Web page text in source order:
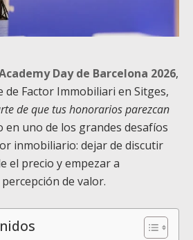
Day de Barcelona 2026,
de Factor Immobiliari en Sitges,
de que tus honorarios parezcan
en uno de los grandes desafíos
inmobiliario: dejar de discutir
el precio y empezar a
de valor.